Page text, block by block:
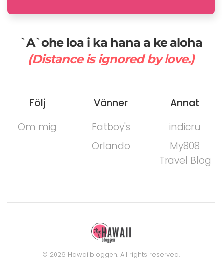
`A`ohe loa i ka hana a ke aloha
(Distance is ignored by love.)
Följ
Om mig
Vänner
Fatboy's
Orlando
Annat
indicru
My808
Travel Blog
© 2026 Hawaiibloggen. All rights reserved.